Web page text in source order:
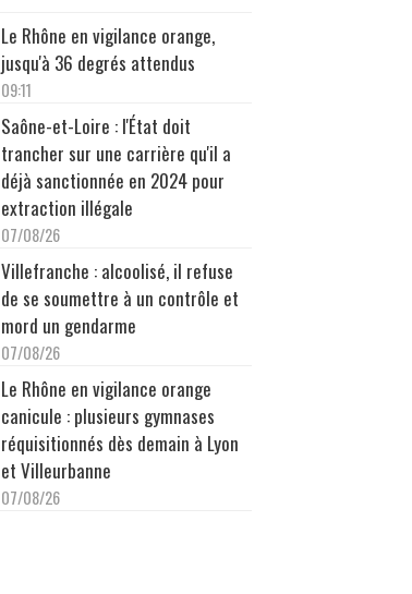
Le Rhône en vigilance orange,
jusqu'à 36 degrés attendus
09:11
Saône-et-Loire : l'État doit
trancher sur une carrière qu'il a
déjà sanctionnée en 2024 pour
extraction illégale
07/08/26
Villefranche : alcoolisé, il refuse
de se soumettre à un contrôle et
mord un gendarme
07/08/26
Le Rhône en vigilance orange
canicule : plusieurs gymnases
réquisitionnés dès demain à Lyon
et Villeurbanne
07/08/26